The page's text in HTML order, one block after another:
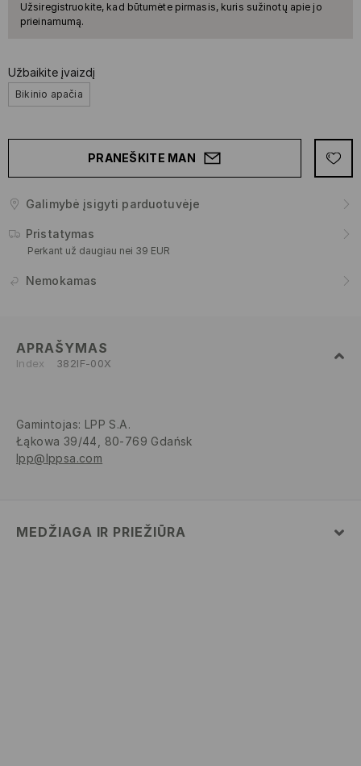
Užsiregistruokite, kad būtumėte pirmasis, kuris sužinotų apie jo
prieinamumą.
Užbaikite įvaizdį
Bikinio apačia
PRANEŠKITE MAN
Galimybė įsigyti parduotuvėje
Pristatymas
Perkant už daugiau nei 39 EUR
Nemokamas
APRAŠYMAS
Index 382IF-00X
Gamintojas: LPP S.A.
Łąkowa 39/44, 80-769 Gdańsk
lpp@lppsa.com
MEDŽIAGA IR PRIEŽIŪRA